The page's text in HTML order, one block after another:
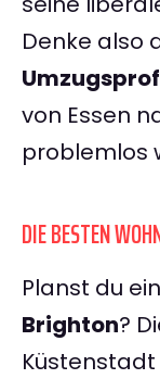
Denke also
von Essen
problemlos
DIE BESTEN
Planst du
Brighton?